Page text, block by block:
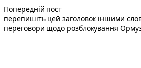
Навігація
записів
Попередній постПопередній запис:
перепишіть цей заголовок іншими
переговори щодо розблокування